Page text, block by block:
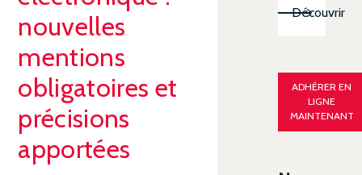
nouvelles
mentions
obligatoires et
précisions
apportées
Découvrir
ADHÉRER EN
LIGNE
MAINTENANT